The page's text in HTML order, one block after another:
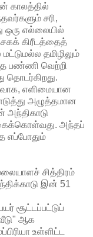
காலத்தில்
சரி,
ஒரு எல்லையில்
கிரீடத்தைத்
தமிழிலும்
பண்ணி வெற்றி
தொடர்கிறது.
எளிமையான
அழுத்தமான
கைக்கொள்வது. அந்தப்
எப்போதும்
சித்திரம்
இன் 51
சூட்டப்பட்டுப்
வீடு" ஆக
உள்ளிட்ட